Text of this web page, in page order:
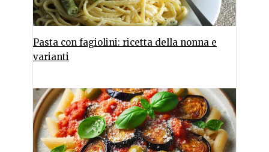
Pasta con fagiolini: ricetta della nonna e
varianti